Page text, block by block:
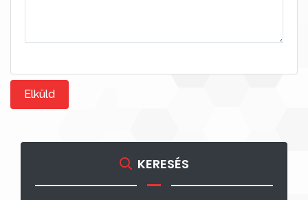
Elküld
KERESÉS